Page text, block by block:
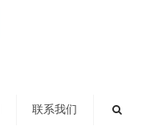
联系我们